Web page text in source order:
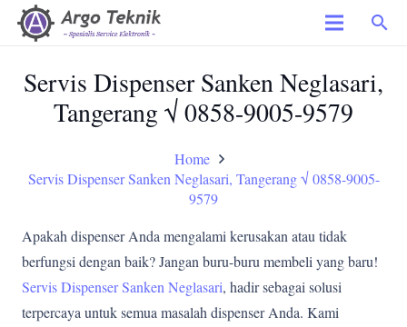
search
Servis Dispenser Sanken Neglasari,
Tangerang √ 0858-9005-9579
Home
Servis Dispenser Sanken Neglasari, Tangerang √ 0858-9005-
9579
Apakah dispenser Anda mengalami kerusakan atau tidak
berfungsi dengan baik? Jangan buru-buru membeli yang baru!
Servis Dispenser Sanken Neglasari, hadir sebagai solusi
terpercaya untuk semua masalah dispenser Anda. Kami